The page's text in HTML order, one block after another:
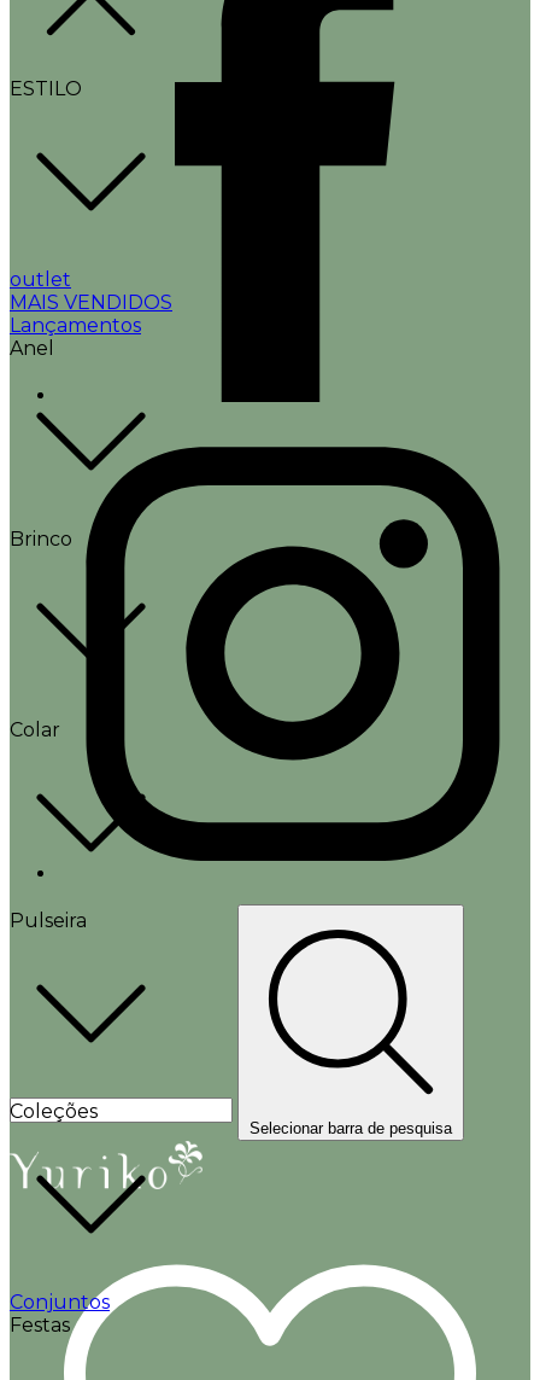
ESTILO
outlet
MAIS VENDIDOS
Lançamentos
Anel
Brinco
Colar
Pulseira
Coleções
Conjuntos
Festas
Selecionar barra de pesquisa